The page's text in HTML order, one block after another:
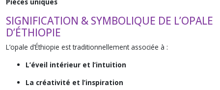
SIGNIFICATION & SYMBOLIQUE DE L’OPALE
D’ÉTHIOPIE
L’opale d’Éthiopie est traditionnellement associée à :
L’éveil intérieur et l’intuition
La créativité et l’inspiration